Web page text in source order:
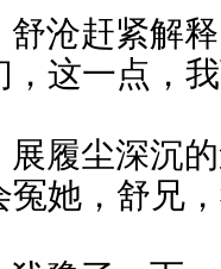
沧赶紧解释
，这一点，
履尘深沉的
冤她，舒兄